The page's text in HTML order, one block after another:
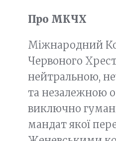
Про МКЧХ
Міжнародний
Червоного
нейтральною,
та незалежною
виключно
мандат якої